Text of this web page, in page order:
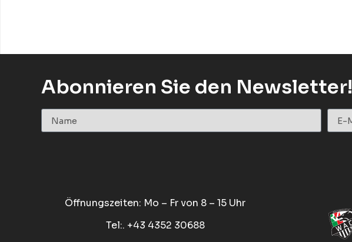
Abonnieren Sie den Newsletter!
Öffnungszeiten: Mo – Fr von 8 – 15 Uhr
Tel:. +43 4352 30688